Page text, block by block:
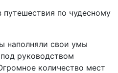
по чудесному
наполняли свои умы
руководством
количество мест